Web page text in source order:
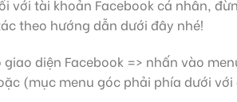
với tài khoản Facebook cá nhân,
theo hướng dẫn dưới đây nhé!
giao diện Facebook => nhấn vào
(mục menu góc phải phía dưới